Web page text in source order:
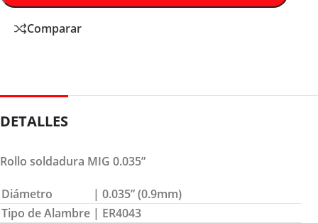
Comparar
DETALLES
Rollo soldadura MIG 0.035”
Diámetro
| 0.035” (0.9mm)
Tipo de Alambre | ER4043